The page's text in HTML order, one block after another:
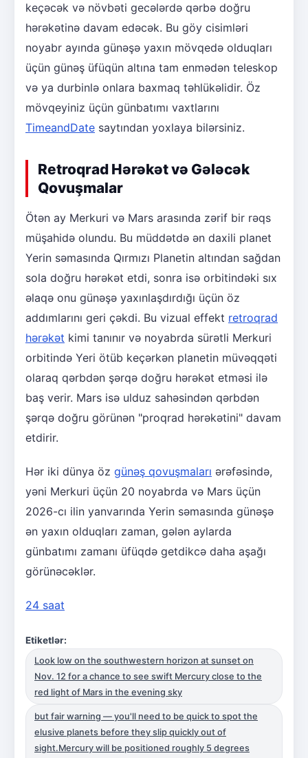
keçəcək və növbəti gecələrdə qərbə doğru
hərəkətinə davam edəcək. Bu göy cisimləri
noyabr ayında günəşə yaxın mövqedə olduqları
üçün günəş üfüqün altına tam enmədən teleskop
və ya durbinlə onlara baxmaq təhlükəlidir. Öz
mövqeyiniz üçün günbatımı vaxtlarını
TimeandDate saytından yoxlaya bilərsiniz.
Retroqrad Hərəkət və Gələcək
Qovuşmalar
Ötən ay Merkuri və Mars arasında zərif bir rəqs
müşahidə olundu. Bu müddətdə ən daxili planet
Yerin səmasında Qırmızı Planetin altından sağdan
sola doğru hərəkət etdi, sonra isə orbitindəki sıx
əlaqə onu günəşə yaxınlaşdırdığı üçün öz
addımlarını geri çəkdi. Bu vizual effekt retroqrad
hərəkət kimi tanınır və noyabrda sürətli Merkuri
orbitində Yeri ötüb keçərkən planetin müvəqqəti
olaraq qərbdən şərqə doğru hərəkət etməsi ilə
baş verir. Mars isə ulduz sahəsindən qərbdən
şərqə doğru görünən "proqrad hərəkətini" davam
etdirir.
Hər iki dünya öz günəş qovuşmaları ərəfəsində,
yəni Merkuri üçün 20 noyabrda və Mars üçün
2026-cı ilin yanvarında Yerin səmasında günəşə
ən yaxın olduqları zaman, gələn aylarda
günbatımı zamanı üfüqdə getdikcə daha aşağı
görünəcəklər.
24 saat
Etiketlər:
Look low on the southwestern horizon at sunset on
Nov. 12 for a chance to see swift Mercury close to the
red light of Mars in the evening sky
but fair warning — you'll need to be quick to spot the
elusive planets before they slip quickly out of
sight.Mercury will be positioned roughly 5 degrees